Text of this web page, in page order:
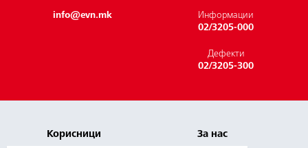
info@evn.mk
Информации
02/3205-000
Дефекти
02/3205-300
Корисници
За нас